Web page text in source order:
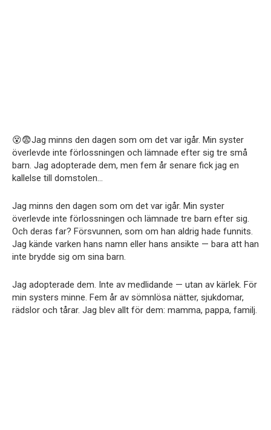
😵😨Jag minns den dagen som om det var igår. Min syster
överlevde inte förlossningen och lämnade efter sig tre små
barn. Jag adopterade dem, men fem år senare fick jag en
kallelse till domstolen…
Jag minns den dagen som om det var igår. Min syster
överlevde inte förlossningen och lämnade tre barn efter sig.
Och deras far? Försvunnen, som om han aldrig hade funnits.
Jag kände varken hans namn eller hans ansikte — bara att han
inte brydde sig om sina barn.
Jag adopterade dem. Inte av medlidande — utan av kärlek. För
min systers minne. Fem år av sömnlösa nätter, sjukdomar,
rädslor och tårar. Jag blev allt för dem: mamma, pappa, familj.